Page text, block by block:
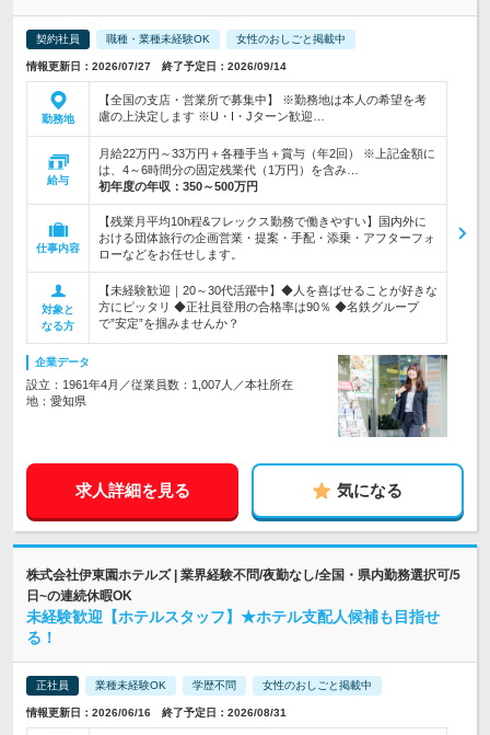
契約社員 職種・業種未経験OK 女性のおしごと掲載中
情報更新日：2026/07/27 終了予定日：2026/09/14
勤務地
【全国の支店・営業所で募集中】 ※勤務地は本人の希望を考
慮の上決定します ※U・I・Jターン歓迎…
給与
月給22万円～33万円＋各種手当＋賞与（年2回） ※上記金額に
は、4～6時間分の固定残業代（1万円）を含み…
初年度の年収： 350～500万円
仕事内容
【残業月平均10h程&フレックス勤務で働きやすい】国内外に
おける団体旅行の企画営業・提案・手配・添乗・アフターフォ
ローなどをお任せします。
対象と
なる方
【未経験歓迎｜20～30代活躍中】◆人を喜ばせることが好きな
方にピッタリ ◆正社員登用の合格率は90％ ◆名鉄グループ
で”安定”を掴みませんか？
企業データ
設立：1961年4月／従業員数：1,007人／本社所在
地：愛知県
求人詳細を見る 気になる
株式会社伊東園ホテルズ | 業界経験不問/夜勤なし/全国・県内勤務選択可/5
日~の連続休暇OK
未経験歓迎【ホテルスタッフ】★ホテル支配人候補も目指せ
る！
正社員 業種未経験OK 学歴不問 女性のおしごと掲載中
情報更新日：2026/06/16 終了予定日：2026/08/31